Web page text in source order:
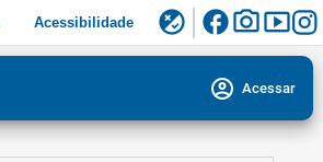
Acessibilidade flaky facebookphoto_camerasmart_display
account_circle Acessar